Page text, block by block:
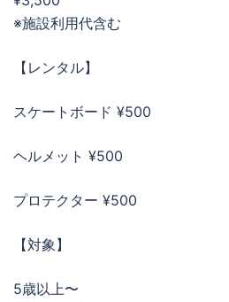
※施設利用代含む
【レンタル】
スケートボード ¥500
ヘルメット ¥500
プロテクター ¥500
【対象】
5歳以上〜